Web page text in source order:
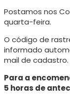
Postamos nos
quarta-feira.
O código de
informado
mail de cadastro.
Para a
5 horas de